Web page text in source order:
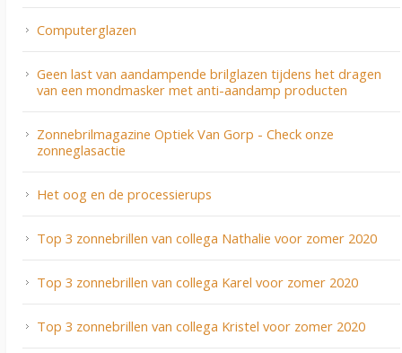
Computerglazen
Geen last van aandampende brilglazen tijdens het dragen
van een mondmasker met anti-aandamp producten
Zonnebrilmagazine Optiek Van Gorp - Check onze
zonneglasactie
Het oog en de processierups
Top 3 zonnebrillen van collega Nathalie voor zomer 2020
Top 3 zonnebrillen van collega Karel voor zomer 2020
Top 3 zonnebrillen van collega Kristel voor zomer 2020